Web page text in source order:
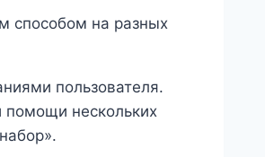
способом на разных
пользователя.
помощи нескольких